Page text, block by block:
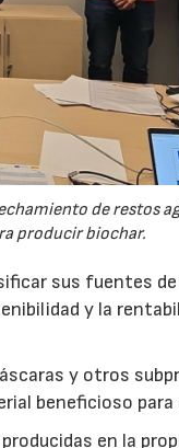
de restos
producir biochar.
sus fuentes
y la
y otros
beneficioso para
en la